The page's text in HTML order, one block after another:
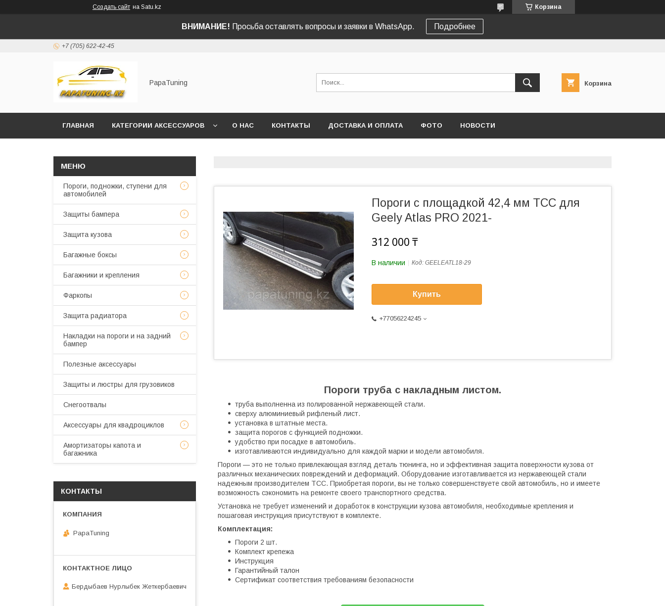
Создать сайт на Satu.kz Корзина
ВНИМАНИЕ! Просьба оставлять вопросы и заявки в WhatsApp. Подробнее
+7 (705) 622-42-45
PapaTuning Корзина
ГЛАВНАЯ КАТЕГОРИИ АКСЕССУАРОВ О НАС КОНТАКТЫ ДОСТАВКА И ОПЛАТА ФОТО НОВОСТИ
Пороги с площадкой 42,4 мм ТСС для
Geely Atlas PRO 2021-
312 000 ₸
В наличии Код: GEELEATL18-29
Купить
+77056224245
Пороги труба с накладным листом.
труба выполненна из полированной нержавеющей стали.
сверху алюминиевый рифленый лист.
установка в штатные места.
защита порогов с функцией подножки.
удобство при посадке в автомобиль.
изготавливаются индивидуально для каждой марки и модели автомобиля.
Пороги — это не только привлекающая взгляд деталь тюнинга, но и эффективная защита поверхности кузова от
различных механических повреждений и деформаций. Оборудование изготавливается из нержавеющей стали
надежным производителем ТСС. Приобретая пороги, вы не только совершенствуете свой автомобиль, но и имеете
возможность сэкономить на ремонте своего транспортного средства.
Установка не требует изменений и доработок в конструкции кузова автомобиля, необходимые крепления и
пошаговая инструкция присутствуют в комплекте.
Комплектация:
Пороги 2 шт.
Комплект крепежа
Инструкция
Гарантийный талон
Сертификат соответствия требованиям безопасности
Пороги, подножки, ступени для
автомобилей
Защиты бампера
Защита кузова
Багажные боксы
Багажники и крепления
Фаркопы
Защита радиатора
Накладки на пороги и на задний
бампер
Полезные аксессуары
Защиты и люстры для грузовиков
Снегоотвалы
Аксессуары для квадроциклов
Амортизаторы капота и
багажника
КОНТАКТЫ
PapaTuning
Бердыбаев Нурлыбек Жеткербаевич